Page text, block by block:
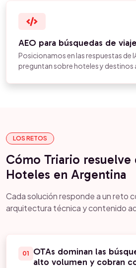
AEO para búsquedas de viaje
Posicionamos en las respuestas de
preguntan sobre hoteles y destinos
LOS RETOS
Cómo Triario resuelve
Hoteles en Argentina
Cada solución responde a un reto
arquitectura técnica y contenido
01
OTAs dominan las
alto volumen y cobran